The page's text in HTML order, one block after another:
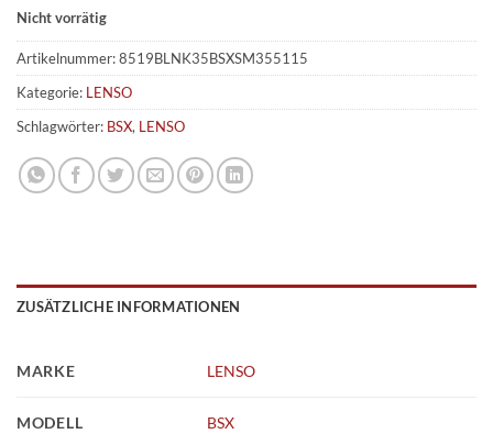
Nicht vorrätig
Artikelnummer:8519BLNK35BSXSM355115
Kategorie: LENSO
Schlagwörter: BSX, LENSO
ZUSÄTZLICHE INFORMATIONEN
MARKE LENSO
MODELL BSX